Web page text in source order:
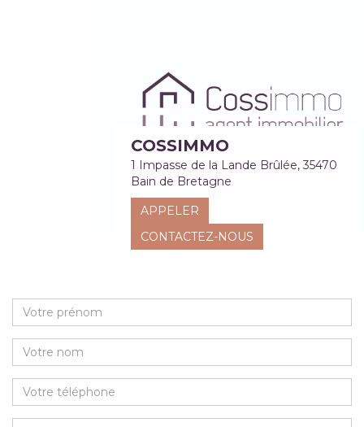
COSSIMMO
1 Impasse de la Lande Brûlée, 35470
Bain de Bretagne
APPELER
CONTACTEZ-NOUS